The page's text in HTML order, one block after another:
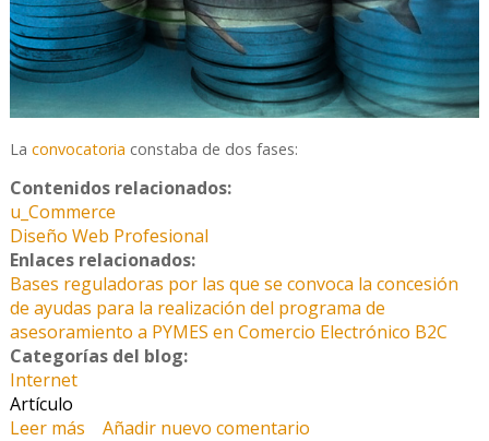
La convocatoria constaba de dos fases:
Contenidos relacionados:
u_Commerce
Diseño Web Profesional
Enlaces relacionados:
Bases reguladoras por las que se convoca la concesión
de ayudas para la realización del programa de
asesoramiento a PYMES en Comercio Electrónico B2C
Categorías del blog:
Internet
Artículo
Leer más sobre Que poco dura la felicidad en casa del
Añadir nuevo comentario